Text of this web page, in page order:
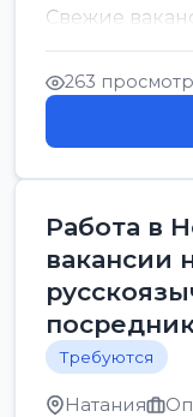
Свежие
мужчин и
263
Работа в
вакансии
Требуются
Натания